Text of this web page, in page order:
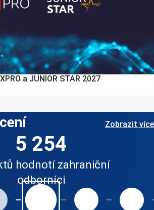
a JUNIOR STAR 2027
Zobrazit více
5 254
hodnotí zahraniční
odborníci